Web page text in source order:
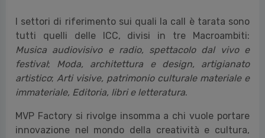
I settori di riferimento sui quali la call è tarata sono
tutti quelli delle ICC, divisi in tre Macroambiti:
Musica audiovisivo e radio, spettacolo dal vivo e
festival; Moda, architettura e design, artigianato
artistico; Arti visive, patrimonio culturale materiale e
immateriale, Editoria, libri e letteratura.
MVP Factory si rivolge insomma a chi vuole portare
innovazione nel mondo della creatività e cultura,